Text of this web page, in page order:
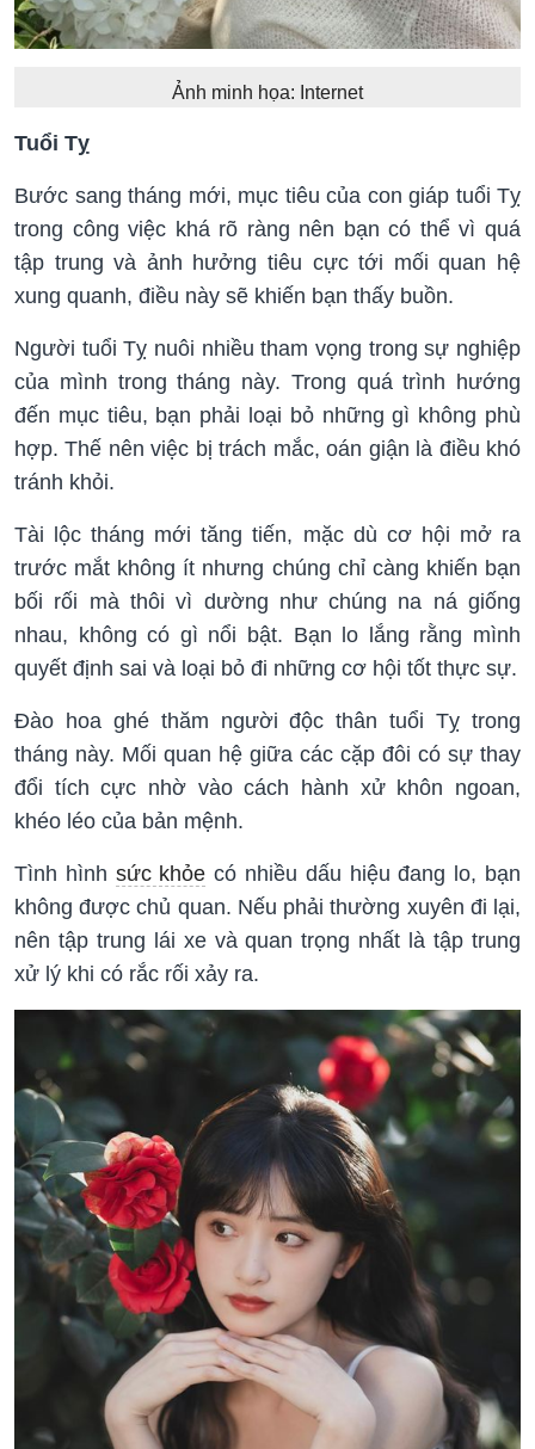
Ảnh minh họa: Internet
Tuổi Tỵ
Bước sang tháng mới, mục tiêu của con giáp tuổi Tỵ
trong công việc khá rõ ràng nên bạn có thể vì quá
tập trung và ảnh hưởng tiêu cực tới mối quan hệ
xung quanh, điều này sẽ khiến bạn thấy buồn.
Người tuổi Tỵ nuôi nhiều tham vọng trong sự nghiệp
của mình trong tháng này. Trong quá trình hướng
đến mục tiêu, bạn phải loại bỏ những gì không phù
hợp. Thế nên việc bị trách mắc, oán giận là điều khó
tránh khỏi.
Tài lộc tháng mới tăng tiến, mặc dù cơ hội mở ra
trước mắt không ít nhưng chúng chỉ càng khiến bạn
bối rối mà thôi vì dường như chúng na ná giống
nhau, không có gì nổi bật. Bạn lo lắng rằng mình
quyết định sai và loại bỏ đi những cơ hội tốt thực sự.
Đào hoa ghé thăm người độc thân tuổi Tỵ trong
tháng này. Mối quan hệ giữa các cặp đôi có sự thay
đổi tích cực nhờ vào cách hành xử khôn ngoan,
khéo léo của bản mệnh.
Tình hình sức khỏe có nhiều dấu hiệu đang lo, bạn
không được chủ quan. Nếu phải thường xuyên đi lại,
nên tập trung lái xe và quan trọng nhất là tập trung
xử lý khi có rắc rối xảy ra.